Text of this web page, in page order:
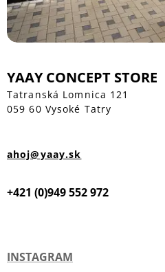
YAAY CONCEPT STORE
Tatranská Lomnica 121
059 60 Vysoké Tatry
ahoj@yaay.sk
+421 (0)949 552 972
INSTAGRAM